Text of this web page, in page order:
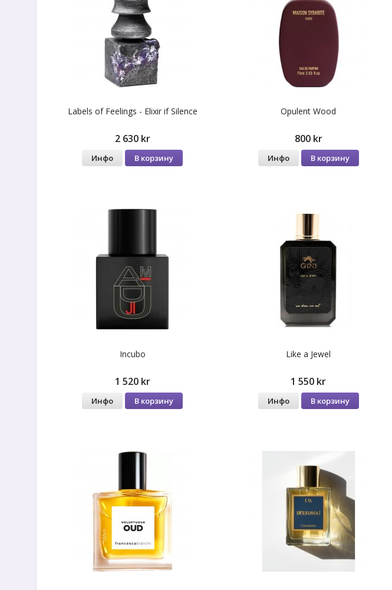
Labels of Feelings - Elixir if Silence
2 630 kr
Инфо В корзину
Opulent Wood
800 kr
Инфо В корзину
Incubo
1 520 kr
Инфо В корзину
Like a Jewel
1 550 kr
Инфо В корзину